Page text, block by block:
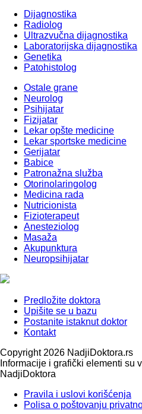
Dijagnostika
Radiolog
Ultrazvučna dijagnostika
Laboratorijska dijagnostika
Genetika
Patohistolog
Ostale grane
Neurolog
Psihijatar
Fizijatar
Lekar opšte medicine
Lekar sportske medicine
Gerijatar
Babice
Patronažna služba
Otorinolaringolog
Medicina rada
Nutricionista
Fizioterapeut
Anesteziolog
Masaža
Akupunktura
Neuropsihijatar
Predložite doktora
Upišite se u bazu
Postanite istaknut doktor
Kontakt
Copyright 2026 NadjiDoktora.rs
Informacije i grafički elementi su
NadjiDoktora
Pravila i uslovi korišćenja
Polisa o poštovanju